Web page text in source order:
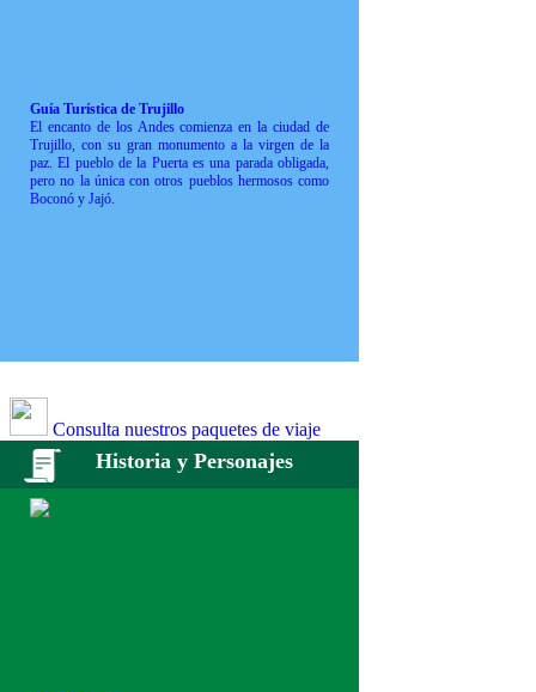
Guía Turística de Trujillo
El encanto de los Andes comienza en la ciudad de
Trujillo, con su gran monumento a la virgen de la
paz. El pueblo de la Puerta es una parada obligada,
pero no la única con otros pueblos hermosos como
Boconó y Jajó.
Consulta nuestros paquetes de viaje
Historia y Personajes